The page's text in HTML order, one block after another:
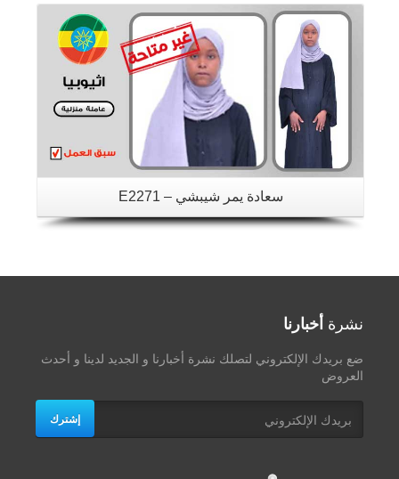
سعادة يمر شيبشي – E2271
نشرة أخبارنا
ضع بريدك الإلكتروني لتصلك نشرة أخبارنا و الجديد لدينا و أحدث
العروض
إشترك